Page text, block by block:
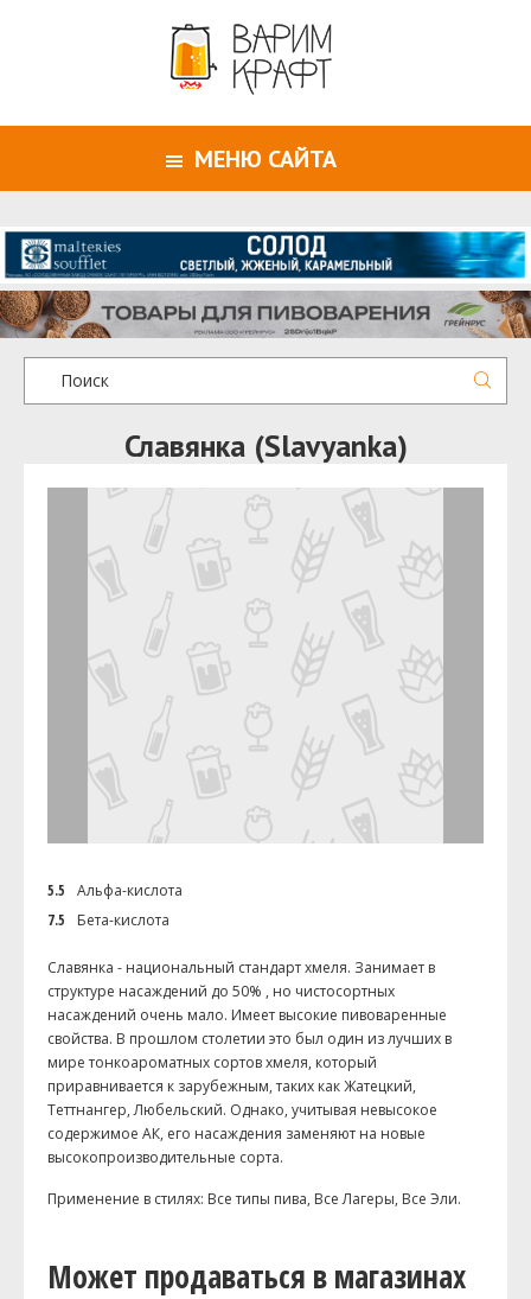
МЕНЮ САЙТА
Славянка (Slavyanka)
5.5
Альфа-кислота
7.5
Бета-кислота
Славянка - национальный стандарт хмеля. Занимает в
структуре насаждений до 50% , но чистосортных
насаждений очень мало. Имеет высокие пивоваренные
свойства. В прошлом столетии это был один из лучших в
мире тонкоароматных сортов хмеля, который
приравнивается к зарубежным, таких как Жатецкий,
Теттнангер, Любельский. Однако, учитывая невысокое
содержимое АК, его насаждения заменяют на новые
высокопроизводительные сорта.
Применение в стилях: Все типы пива, Все Лагеры, Все Эли.
Может продаваться в магазинах